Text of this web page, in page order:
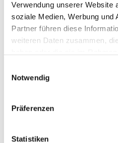
Verwendung unserer Website
soziale Medien, Werbung und
Partner führen diese
weiteren Daten zusammen,
Notwendig
Präferenzen
Statistiken
Interliving
Über Interliving
hochwertige Qualität,
Individualität steht. Das
alle Wohnbereiche, von
Schlafzimmermöbeln. Mit